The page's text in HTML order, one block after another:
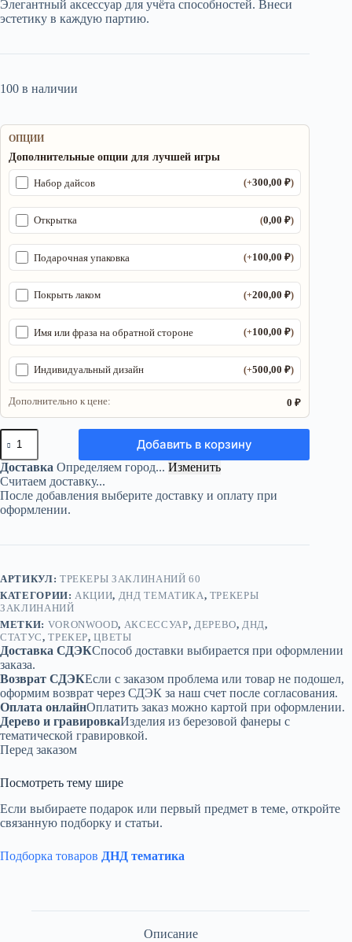
2
100,00 ₽.
250,00 ₽.
Элегантный аксессуар для учёта способностей. Внеси
эстетику в каждую партию.
100 в наличии
ОПЦИИ
Дополнительные опции для лучшей игры
Набор дайсов (+300,00₽)
Открытка (0,00₽)
Подарочная упаковка (+100,00₽)
Покрыть лаком (+200,00₽)
Имя или фраза на обратной стороне (+100,00₽)
Индивидуальный дизайн (+500,00₽)
Дополнительно к цене: 0 ₽
Количество
товара
Трекер
ДнД
«Цветы»
—
дерево
Добавить в корзину
Доставка Определяем город... Изменить
Считаем доставку...
После добавления выберите доставку и оплату при
оформлении.
АРТИКУЛ: ТРЕКЕРЫ ЗАКЛИНАНИЙ 60
КАТЕГОРИИ: АКЦИИ, ДНД ТЕМАТИКА, ТРЕКЕРЫ
ЗАКЛИНАНИЙ
МЕТКИ: VORONWOOD, АКСЕССУАР, ДЕРЕВО, ДНД,
СТАТУС,ТРЕКЕР,ЦВЕТЫ
Доставка СДЭКСпособ доставки выбирается при оформлении
заказа.
Возврат СДЭКЕсли с заказом проблема или товар не подошел,
оформим возврат через СДЭК за наш счет после согласования.
Оплата онлайнОплатить заказ можно картой при оформлении.
Дерево и гравировкаИзделия из березовой фанеры с
тематической гравировкой.
Перед заказом
Посмотреть тему шире
Если выбираете подарок или первый предмет в теме, откройте
связанную подборку и статьи.
Подборка товаров ДНД тематика
Описание